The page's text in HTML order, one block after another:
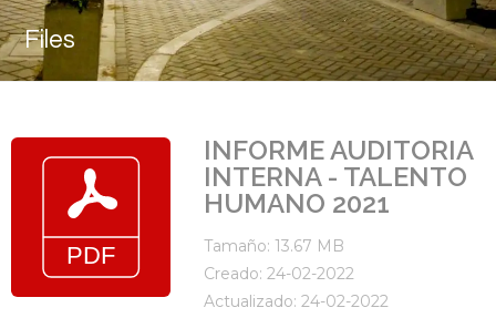
Files
INFORME AUDITORIA
INTERNA - TALENTO
HUMANO 2021
Tamaño: 13.67 MB
Creado: 24-02-2022
Actualizado: 24-02-2022